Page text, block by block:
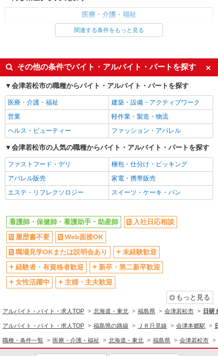
業務委託
SOMPOヘルスサポート株式会社 全支援対応コース
保健師・管理栄養士 特定保健指導
報酬：出来高制 報酬額（消費税抜き）： ・事
談 1件：1,500〜1,691円 ・電話支援 1件：
1,000円〜1,429円 ・ICTメール支援 1件：500円
します ※交通費・電話代は弊社負担。その他、支
援内容により細則あり。
キープ 詳細を見る
医療・介護・福祉
看護師・保健師・看護助手・助産師
未経験歓迎
ミドル（40代～）活躍中
週2～3日勤務OK
深夜
交通費支給
社会保険あり
関連する条件をもっと見る
その他の条件でバイト・アルバイト・パートを探す
会津若松市の職種からバイト・アルバイト・パートを探す
医療・介護・福祉
建築・設備・アクティブワーク
営業
軽作業・製造・物流
ヘルス・ビューティー
ファッション・アパレル
会津若松市の人気の職種からバイト・アルバイト・パートを探す
ファストフード・デリ
梱包・仕分け・ピッキング
アパレル販売
家電・携帯販売
エステ・リフレクソロジー
スイーツ・ケーキ・パン
看護師・保健師・看護助手・助産師
入社日応相談
履歴書不要
Web面接OK
職場見学OKまたは説明会あり
未経験歓迎
経験者・有資格者歓迎
新卒・第二新卒歓迎
女性活躍中
主婦・主夫歓迎
もっと見る
アルバイト・バイト・求人TOP 北海道・東北 福島県 会津若松市 日研
アルバイト・バイト・求人TOP 福島県の路線 ＪＲ只見線 会津本郷駅
職種・条件一覧 医療・介護・福祉 北海道・東北 福島県 会津若松市